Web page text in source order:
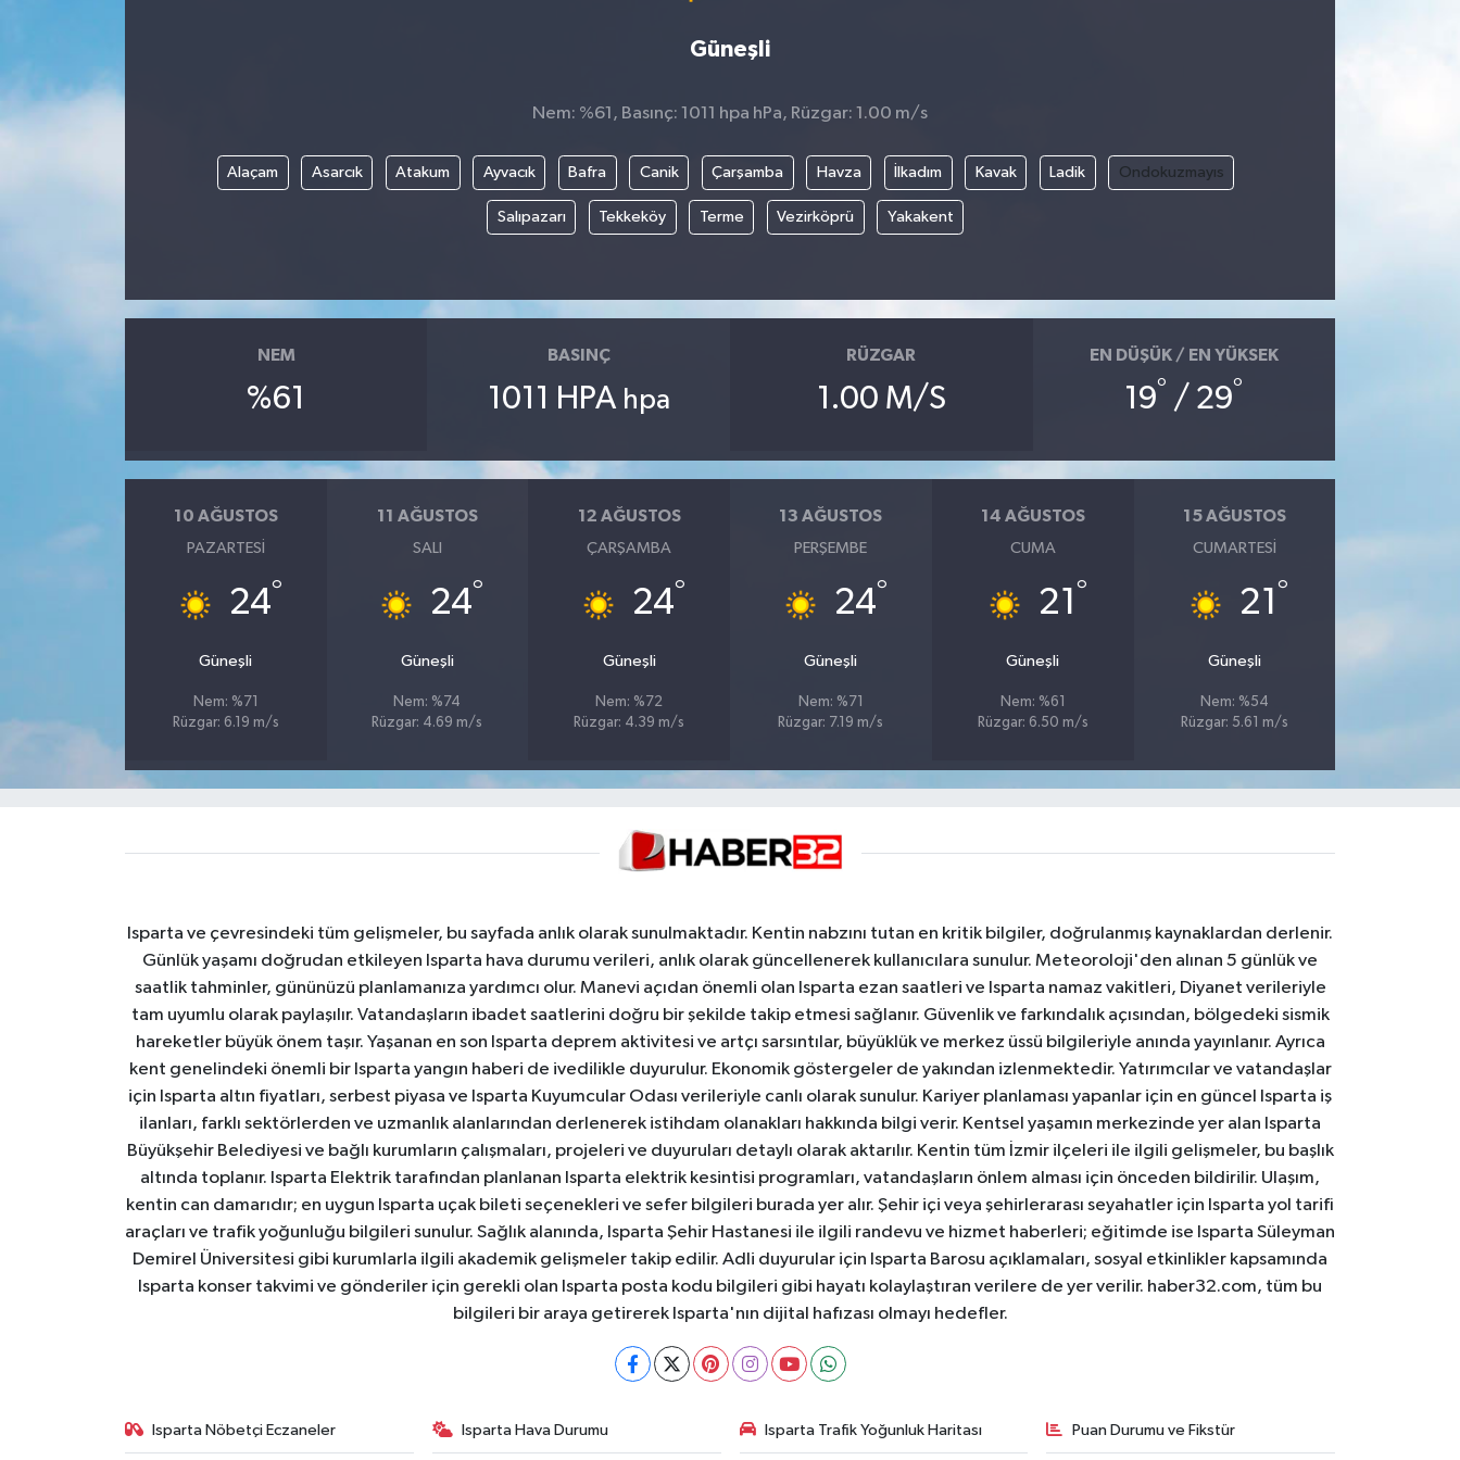
Güneşli
Nem: %61, Basınç: 1011 hpa hPa, Rüzgar: 1.00 m/s
Alaçam Asarcık Atakum Ayvacık Bafra Canik Çarşamba Havza İlkadım Kavak Ladik Ondokuzmayıs
Salıpazarı Tekkeköy Terme Vezirköprü Yakakent
NEM
%61
BASINÇ
1011 HPA hpa
RÜZGAR
1.00 M/S
EN DÜŞÜK / EN YÜKSEK
19° / 29°
10 AĞUSTOS
PAZARTESI
24°
Güneşli
Nem: %71
Rüzgar: 6.19 m/s
11 AĞUSTOS
SALI
24°
Güneşli
Nem: %74
Rüzgar: 4.69 m/s
12 AĞUSTOS
ÇARŞAMBA
24°
Güneşli
Nem: %72
Rüzgar: 4.39 m/s
13 AĞUSTOS
PERŞEMBE
24°
Güneşli
Nem: %71
Rüzgar: 7.19 m/s
14 AĞUSTOS
CUMA
21 °
Güneşli
Nem: %61
Rüzgar: 6.50 m/s
15 AĞUSTOS
CUMARTESI
21 °
Güneşli
Nem: %54
Rüzgar: 5.61 m/s
Isparta ve çevresindeki tüm gelişmeler, bu sayfada anlık olarak sunulmaktadır. Kentin nabzını tutan en kritik bilgiler, doğrulanmış kaynaklardan derlenir.
Günlük yaşamı doğrudan etkileyen Isparta hava durumu verileri, anlık olarak güncellenerek kullanıcılara sunulur. Meteoroloji'den alınan 5 günlük ve
saatlik tahminler, gününüzü planlamanıza yardımcı olur. Manevi açıdan önemli olan Isparta ezan saatleri ve Isparta namaz vakitleri, Diyanet verileriyle
tam uyumlu olarak paylaşılır. Vatandaşların ibadet saatlerini doğru bir şekilde takip etmesi sağlanır. Güvenlik ve farkındalık açısından, bölgedeki sismik
hareketler büyük önem taşır. Yaşanan en son Isparta deprem aktivitesi ve artçı sarsıntılar, büyüklük ve merkez üssü bilgileriyle anında yayınlanır. Ayrıca
kent genelindeki önemli bir Isparta yangın haberi de ivedilikle duyurulur. Ekonomik göstergeler de yakından izlenmektedir. Yatırımcılar ve vatandaşlar
için Isparta altın fiyatları, serbest piyasa ve Isparta Kuyumcular Odası verileriyle canlı olarak sunulur. Kariyer planlaması yapanlar için en güncel Isparta iş
ilanları, farklı sektörlerden ve uzmanlık alanlarından derlenerek istihdam olanakları hakkında bilgi verir. Kentsel yaşamın merkezinde yer alan Isparta
Büyükşehir Belediyesi ve bağlı kurumların çalışmaları, projeleri ve duyuruları detaylı olarak aktarılır. Kentin tüm İzmir ilçeleri ile ilgili gelişmeler, bu başlık
altında toplanır. Isparta Elektrik tarafından planlanan Isparta elektrik kesintisi programları, vatandaşların önlem alması için önceden bildirilir. Ulaşım,
kentin can damarıdır; en uygun Isparta uçak bileti seçenekleri ve sefer bilgileri burada yer alır. Şehir içi veya şehirlerarası seyahatler için Isparta yol tarifi
araçları ve trafik yoğunluğu bilgileri sunulur. Sağlık alanında, Isparta Şehir Hastanesi ile ilgili randevu ve hizmet haberleri; eğitimde ise Isparta Süleyman
Demirel Üniversitesi gibi kurumlarla ilgili akademik gelişmeler takip edilir. Adli duyurular için Isparta Barosu açıklamaları, sosyal etkinlikler kapsamında
Isparta konser takvimi ve gönderiler için gerekli olan Isparta posta kodu bilgileri gibi hayatı kolaylaştıran verilere de yer verilir. haber32.com, tüm bu
bilgileri bir araya getirerek Isparta'nın dijital hafızası olmayı hedefler.
Isparta Nöbetçi Eczaneler Isparta Hava Durumu Isparta Trafik Yoğunluk Haritası Puan Durumu ve Fikstür
İlginç
POLİTİKA